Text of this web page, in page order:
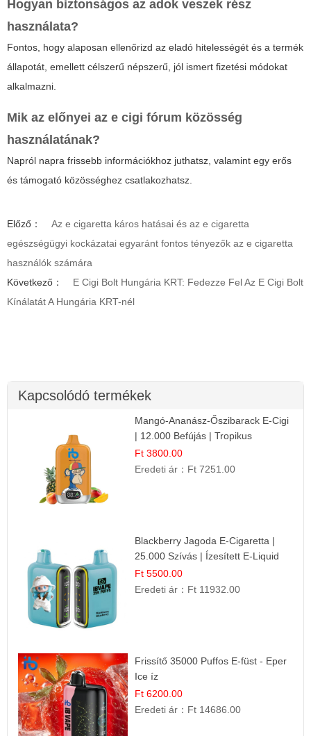
Hogyan biztonságos az adok veszek rész
használata?
Fontos, hogy alaposan ellenőrizd az eladó hitelességét és a termék
állapotát, emellett célszerű népszerű, jól ismert fizetési módokat
alkalmazni.
Mik az előnyei az e cigi fórum közösség
használatának?
Napról napra frissebb információkhoz juthatsz, valamint egy erős
és támogató közösséghez csatlakozhatsz.
Előző：
Az e cigaretta káros hatásai és az e cigaretta
egészségügyi kockázatai egyaránt fontos tényezők az e cigaretta
használók számára
Következő：
E Cigi Bolt Hungária KRT: Fedezze Fel Az E Cigi Bolt
Kínálatát A Hungária KRT-nél
Kapcsolódó termékek
Mangó-Ananász-Őszibarack E-Cigi
| 12.000 Befújás | Tropikus
Gyümölcs Íz
Ft 3800.00
Eredeti ár： Ft 7251.00
Blackberry Jagoda E-Cigaretta |
25.000 Szívás | Ízesített E-Liquid
Ft 5500.00
Eredeti ár： Ft 11932.00
Frissítő 35000 Puffos E-füst - Eper
Ice íz
Ft 6200.00
Eredeti ár： Ft 14686.00